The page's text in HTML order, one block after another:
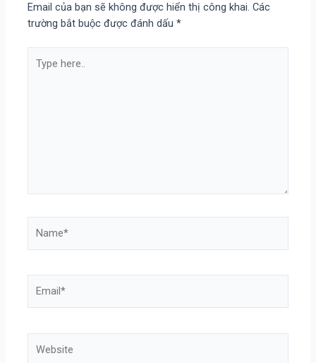
Email của bạn sẽ không được hiển thị công khai. Các
trường bắt buộc được đánh dấu*